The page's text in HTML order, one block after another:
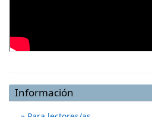
Información